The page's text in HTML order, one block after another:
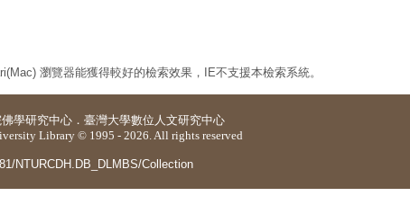
瀏覽器能獲得較好的檢索效果，IE不支援本檢索系統。
學研究中心 ． 臺灣大學數位人文研究中心
Library © 1995 - 2026. All rights reserved
NTURCDH.DB_DLMBS/Collection